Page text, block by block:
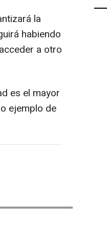
la
habiendo
a otro
es el mayor
ejemplo de